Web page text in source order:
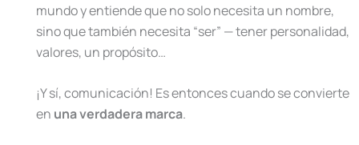
mundo y entiende que no solo necesita un nombre,
sino que también necesita “ser” — tener personalidad,
valores, un propósito…
¡Y sí, comunicación! Es entonces cuando se convierte
en una verdadera marca.